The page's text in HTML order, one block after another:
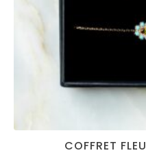
COFFRET